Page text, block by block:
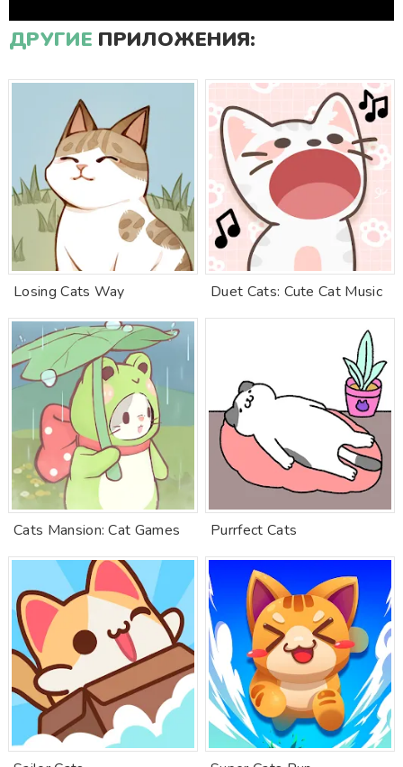
ДРУГИЕ ПРИЛОЖЕНИЯ:
Losing Cats Way Duet Cats: Cute Cat Music
Cats Mansion: Cat Games Purrfect Cats